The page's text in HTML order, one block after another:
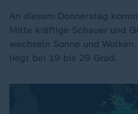
An diesem Donnerstag
Mitte kräftige Schauer und
wechseln Sonne und
liegt bei 19 bis 29 Grad.